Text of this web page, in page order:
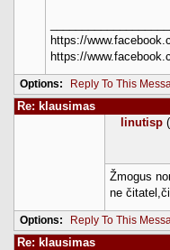
https://
https://
Options: Reply To This
Re: klausimas
linutisp
Žmogus
ne
Options: Reply To This
Re: klausimas